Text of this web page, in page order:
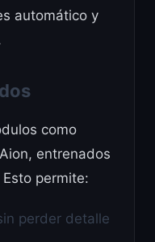
automático y
como
entrenados
permite:
perder detalle